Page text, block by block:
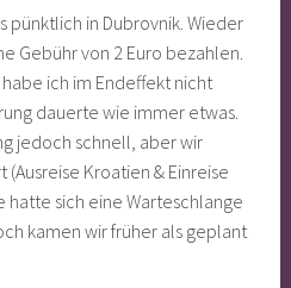
pünktlich in Dubrovnik. Wieder
Gebühr von 2 Euro bezahlen.
ich im Endeffekt nicht
dauerte wie immer etwas.
jedoch schnell, aber wir
Kroatien & Einreise
hatte sich eine Warteschlange
kamen wir früher als geplant